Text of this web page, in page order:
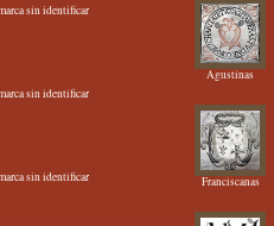
sin identificar
sin identificar
sin identificar
Agustinas
Franciscanas